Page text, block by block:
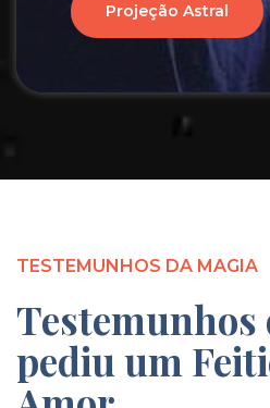
Projeção Astral
TESTEMUNHOS DA MAGIA
Testemunhos
pediu um